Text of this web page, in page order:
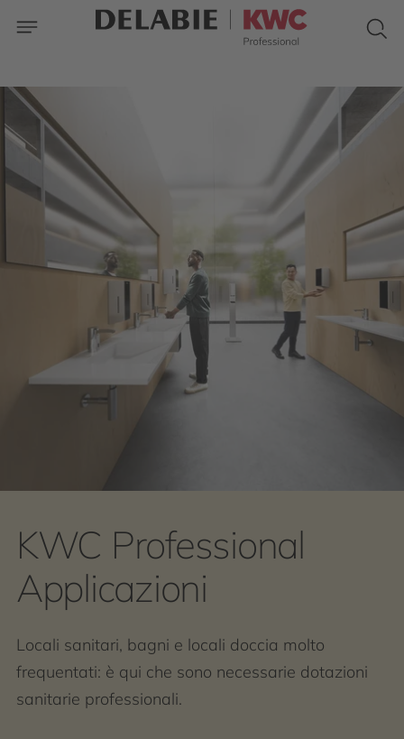
KWC Professional
Applicazioni
Locali sanitari, bagni e locali doccia molto
frequentati: è qui che sono necessarie dotazioni
sanitarie professionali.